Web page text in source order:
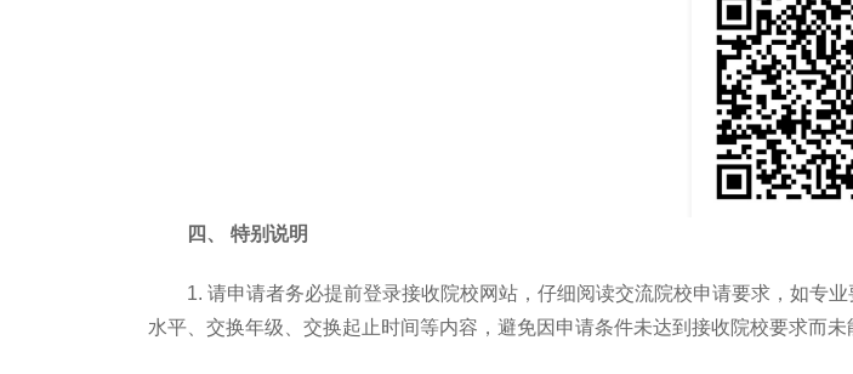
四、 特别说明
1. 请申请者务必提前登录接收院校网站，仔细阅读交流院校申请要求，如专
水平、交换年级、交换起止时间等内容，避免因申请条件未达到接收院校要求而未